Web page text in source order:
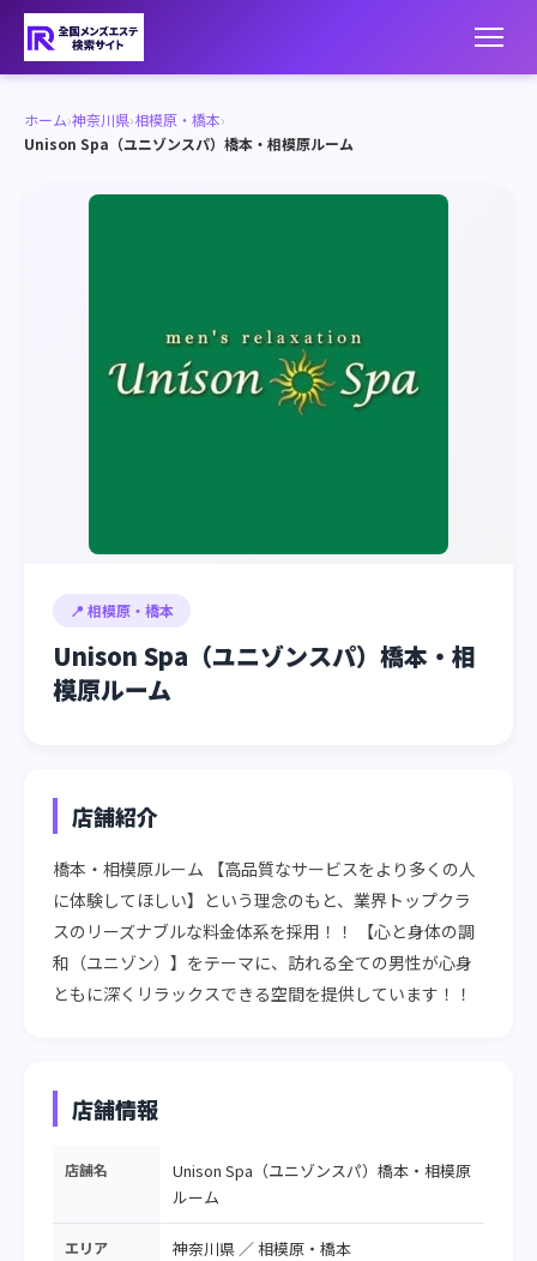
ホーム›神奈川県›相模原・橋本›
Unison Spa（ユニゾンスパ）橋本・相模原ルーム
📍 相模原・橋本
Unison Spa（ユニゾンスパ）橋本・相
模原ルーム
店舗紹介
橋本・相模原ルーム 【高品質なサービスをより多くの人
に体験してほしい】という理念のもと、業界トップクラ
スのリーズナブルな料金体系を採用！！ 【心と身体の調
和（ユニゾン）】をテーマに、訪れる全ての男性が心身
ともに深くリラックスできる空間を提供しています！！
店舗情報
店舗名
Unison Spa（ユニゾンスパ）橋本・相模原
ルーム
エリア 神奈川県 ／相模原・橋本